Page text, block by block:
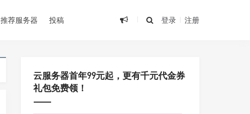
推荐服务器 投稿 登录 注册
云服务器首年99元起，更有千元代金券
礼包免费领！
•